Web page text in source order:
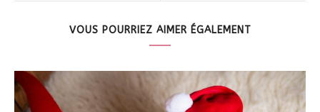
VOUS POURRIEZ AIMER ÉGALEMENT